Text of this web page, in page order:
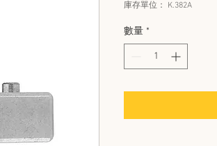
庫存單位： K.382A
數量 *